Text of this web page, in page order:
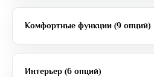
Комфортные функции (9 опций)
Интерьер (6 опций)